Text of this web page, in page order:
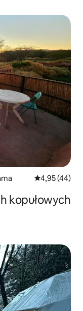
Średnia
4,95 (44)
kopułowych